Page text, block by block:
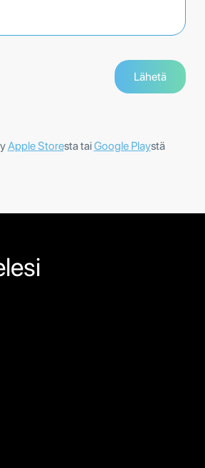
Apple Storesta taiGoogle Playstä